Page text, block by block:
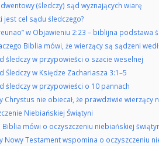
(śledczy) sąd wyznających wiarę
jest cel sądu śledczego?
w Objawieniu 2:23 – biblijna podstawa
Biblia mówi, że wierzący są sądzeni
śledczy w przypowieści o szacie weselnej
Śledczy w Księdze Zachariasza 3:1–5
śledczy w przypowieści o 10 pannach
Chrystus nie obiecał, że prawdziwie wierzący
Niebiańskiej Świątyni
Biblia mówi o oczyszczeniu niebiańskiej
Nowy Testament wspomina o oczyszczeniu